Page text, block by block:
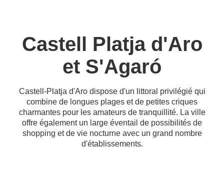
Castell Platja d'Aro
et S'Agaró
Castell-Platja d'Aro dispose d'un littoral privilégié qui
combine de longues plages et de petites criques
charmantes pour les amateurs de tranquillité. La ville
offre également un large éventail de possibilités de
shopping et de vie nocturne avec un grand nombre
d'établissements.